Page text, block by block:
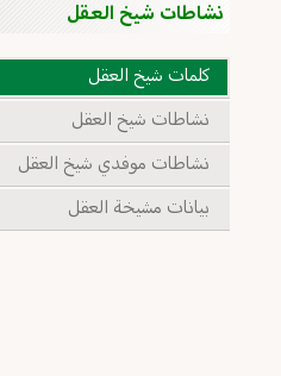
نشاطات شيخ العقل
كلمات شيخ العقل
نشاطات شيخ العقل
نشاطات موفدي شيخ العقل
بيانات مشيخة العقل